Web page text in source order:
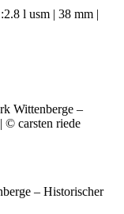
l usm | 38 mm |
– Historischer